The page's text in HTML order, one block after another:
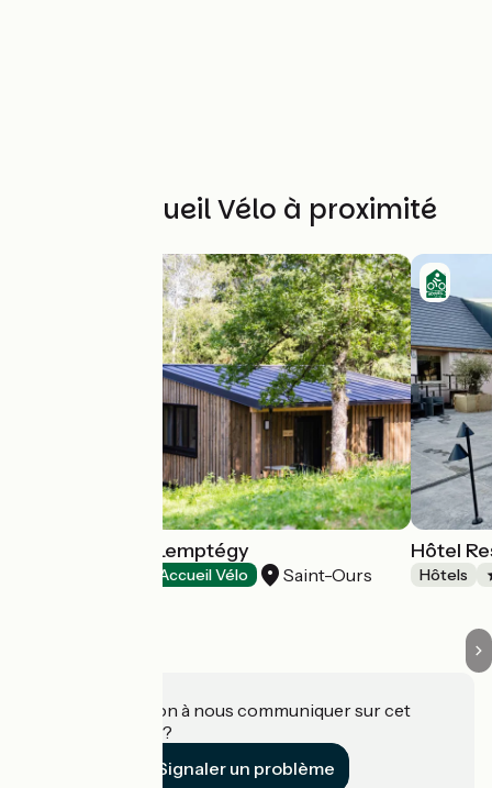
Autres Accueil Vélo à proximité
Les Lodges de Lemptégy
Accueil Vélo Saint-Ours
Hôtel
Hôtels
Une information à nous communiquer sur cet
établissement ?
Signaler un problème